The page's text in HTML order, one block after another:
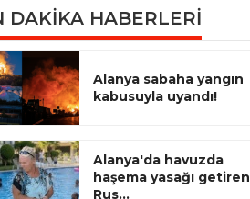
DAKİKA HABERLERİ
Alanya sabaha yangın
kabusuyla uyandı!
Alanya'da havuzda
haşema yasağı getiren
Rus...